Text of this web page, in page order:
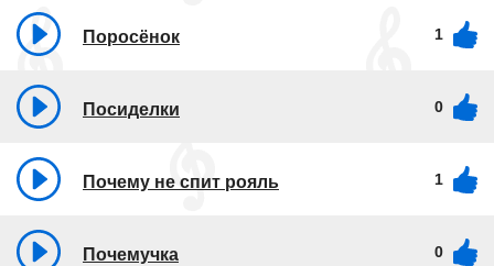
Поросёнок 1
Посиделки 0
Почему не спит рояль 1
Почемучка 0